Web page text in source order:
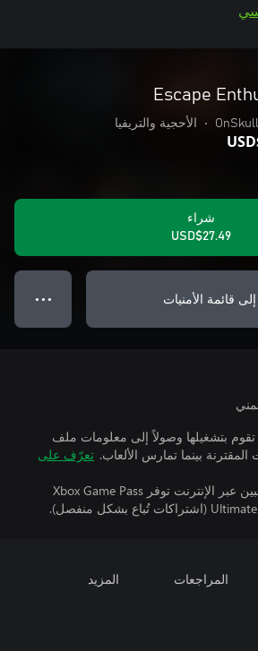
Escape
• الأحجية والتريفيا
شراء
USD$27.49
قائمة الأمنيات ● ● ●
تقوم بتشغيلها وصولاً إلى معلومات ملف
تعرّف على
تتطلب اللعبة متعددة اللاعبين عبر الإنترنت توفر Xbox Game Pass
المراجعات المزيد